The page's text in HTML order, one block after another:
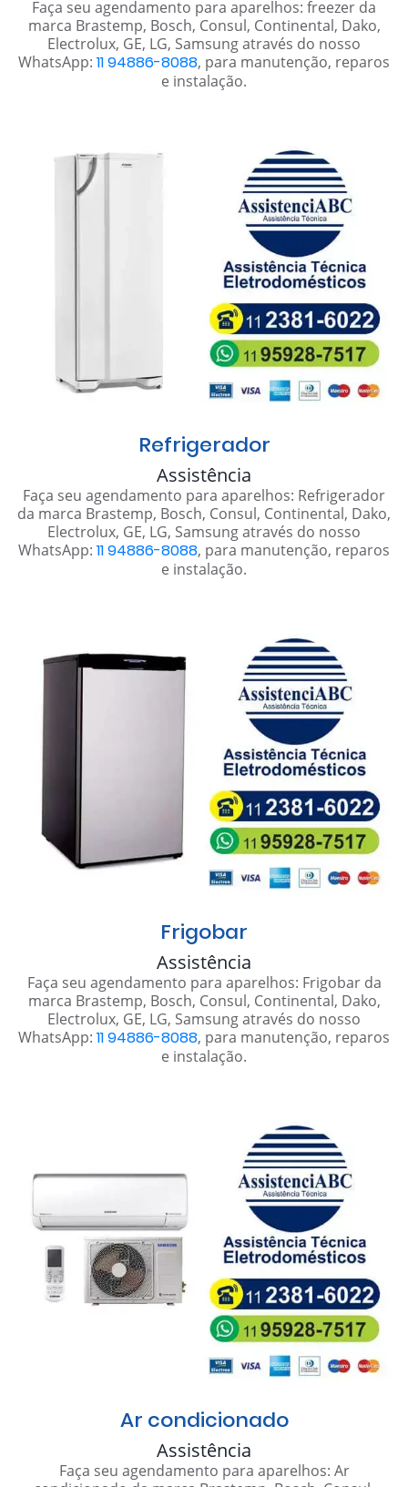
Faça seu agendamento para aparelhos: freezer da
marca Brastemp, Bosch, Consul, Continental, Dako,
Electrolux, GE, LG, Samsung através do nosso
WhatsApp: 11 94886-8088, para manutenção, reparos
e instalação.
Refrigerador
Assistência
Faça seu agendamento para aparelhos: Refrigerador
da marca Brastemp, Bosch, Consul, Continental, Dako,
Electrolux, GE, LG, Samsung através do nosso
WhatsApp: 11 94886-8088, para manutenção, reparos
e instalação.
Frigobar
Assistência
Faça seu agendamento para aparelhos: Frigobar da
marca Brastemp, Bosch, Consul, Continental, Dako,
Electrolux, GE, LG, Samsung através do nosso
WhatsApp: 11 94886-8088, para manutenção, reparos
e instalação.
Ar condicionado
Assistência
Faça seu agendamento para aparelhos: Ar